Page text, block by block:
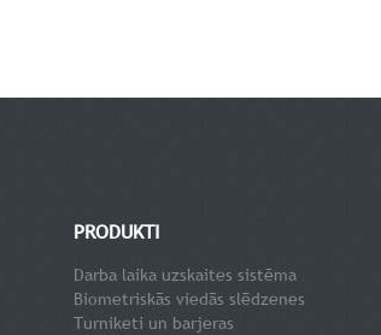
PRODUKTI
Darba laika uzskaites sistēma
Biometriskās viedās slēdzenes
Turniketi un barjeras